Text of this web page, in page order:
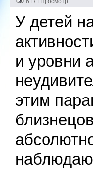
6171 просмотр
У детей
и уровни
этим